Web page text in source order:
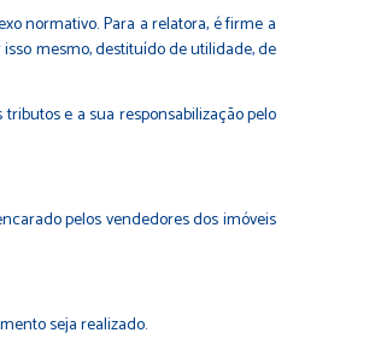
normativo. Para a relatora, é firme a
mesmo, destituído de utilidade, de
e a sua responsabilização pelo
pelos vendedores dos imóveis
seja realizado.